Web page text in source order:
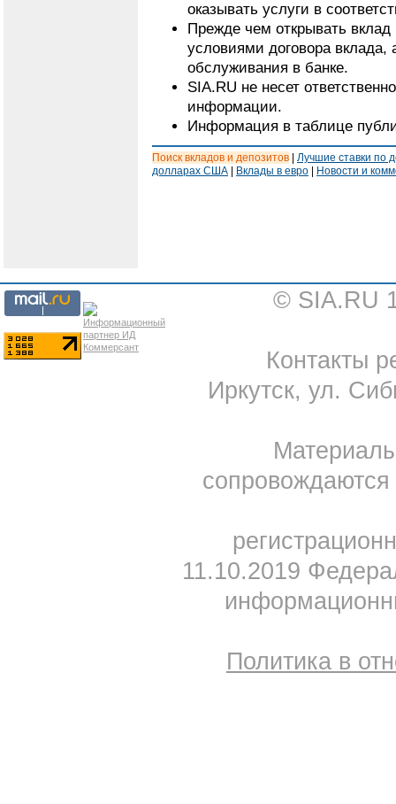
оказывать услуги в
Прежде чем открывать
условиями договора вклада,
обслуживания в банке.
SIA.RU не несет
информации.
Информация в таблице
Поиск вкладов и депозитов | Лучшие ставки по
долларах США | Вклады в евро | Новости и
© SIA.RU
Контакты
Иркутск, ул.
11.10.2019
Политика в